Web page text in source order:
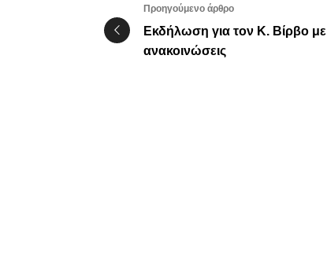
Προηγούμενο άρθρο
Εκδήλωση για τον Κ. Βίρβο με
ανακοινώσεις